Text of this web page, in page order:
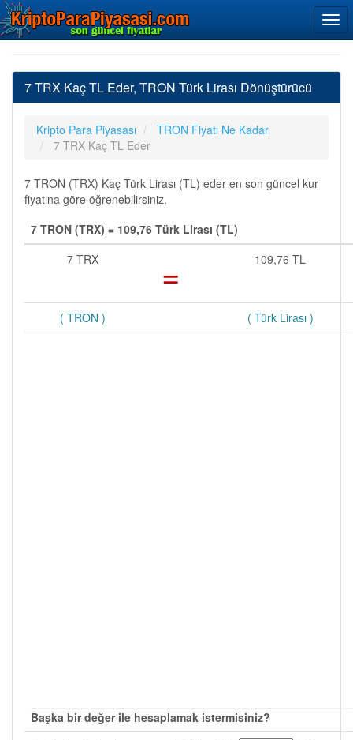
7 TRX Kaç TL Eder, TRON Türk Lirası Dönüştürücü
Kripto Para Piyasası
TRON Fiyatı Ne Kadar
7 TRX Kaç TL Eder
7 TRON (TRX) Kaç Türk Lirası (TL) eder en son güncel kur
fiyatına göre öğrenebilirsiniz.
7 TRON (TRX) = 109,76 Türk Lirası (TL)
7 TRX
= 109,76 TL
( TRON ) ( Türk Lirası )
Başka bir değer ile hesaplamak istermisiniz?